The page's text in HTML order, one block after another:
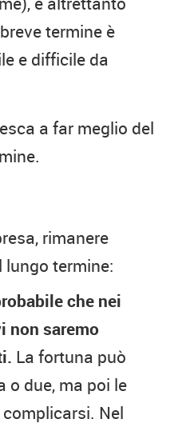
termine è
e difficile da
a far meglio del
rimanere
termine:
che nei
non saremo
La fortuna può
o due, ma poi le
Nel